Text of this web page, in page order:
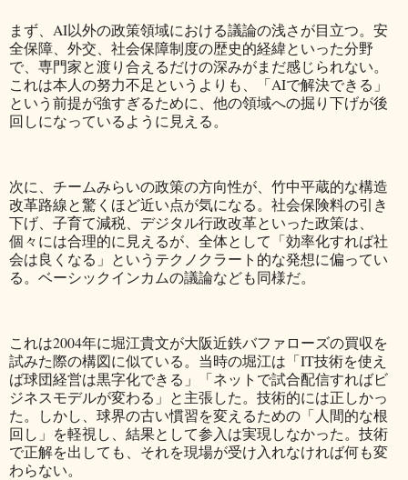
まず、AI以外の政策領域における議論の浅さが目立つ。安
全保障、外交、社会保障制度の歴史的経緯といった分野
で、専門家と渡り合えるだけの深みがまだ感じられない。
これは本人の努力不足というよりも、「AIで解決できる」
という前提が強すぎるために、他の領域への掘り下げが後
回しになっているように見える。
次に、チームみらいの政策の方向性が、竹中平蔵的な構造
改革路線と驚くほど近い点が気になる。社会保険料の引き
下げ、子育て減税、デジタル行政改革といった政策は、
個々には合理的に見えるが、全体として「効率化すれば社
会は良くなる」というテクノクラート的な発想に偏ってい
る。ベーシックインカムの議論なども同様だ。
これは2004年に堀江貴文が大阪近鉄バファローズの買収を
試みた際の構図に似ている。当時の堀江は「IT技術を使え
ば球団経営は黒字化できる」「ネットで試合配信すればビ
ジネスモデルが変わる」と主張した。技術的には正しかっ
た。しかし、球界の古い慣習を変えるための「人間的な根
回し」を軽視し、結果として参入は実現しなかった。技術
で正解を出しても、それを現場が受け入れなければ何も変
わらない。